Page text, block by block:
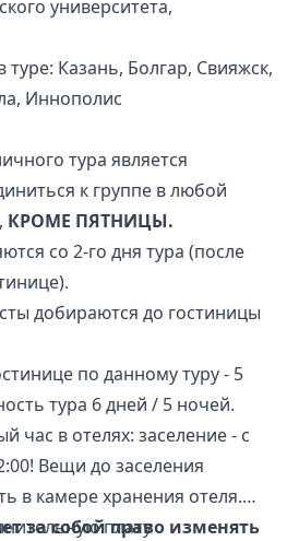
университета,
Казань, Болгар, Свияжск,
Иннополис
тура является
к группе в любой
КРОМЕ ПЯТНИЦЫ.
со 2-го дня тура (после
добираются до гостиницы
по данному туру - 5
тура 6 дней / 5 ночей.
час в отелях: заселение - с
Вещи до заселения
в камере хранения отеля.
плату
за собой право изменять